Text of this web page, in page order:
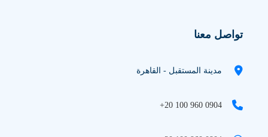
تواصل معنا
مدينة المستقبل - القاهرة
+20 100 960 0904